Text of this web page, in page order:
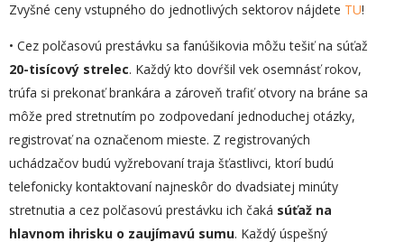
Zvyšné ceny vstupného do jednotlivých sektorov nájdete TU!
• Cez polčasovú prestávku sa fanúšikovia môžu tešiť na súťaž
20-tisícový strelec. Každý kto dovŕšil vek osemnásť rokov,
trúfa si prekonať brankára a zároveň trafiť otvory na bráne sa
môže pred stretnutím po zodpovedaní jednoduchej otázky,
registrovať na označenom mieste. Z registrovaných
uchádzačov budú vyžrebovaní traja šťastlivci, ktorí budú
telefonicky kontaktovaní najneskôr do dvadsiatej minúty
stretnutia a cez polčasovú prestávku ich čaká súťaž na
hlavnom ihrisku o zaujímavú sumu. Každý úspešný